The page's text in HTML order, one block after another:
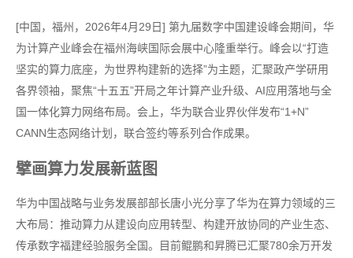
[中国，福州，2026年4月29日] 第九届数字中国建设峰会期间，华
为计算产业峰会在福州海峡国际会展中心隆重举行。峰会以“打造
坚实的算力底座，为世界构建新的选择”为主题，汇聚政产学研用
各界领袖，聚焦“十五五”开局之年计算产业升级、AI应用落地与全
国一体化算力网络布局。会上，华为联合业界伙伴发布“1+N”
CANN生态网络计划，联合签约等系列合作成果。
擘画算力发展新蓝图
华为中国战略与业务发展部部长唐小光分享了华为在算力领域的三
大布局：推动算力从建设向应用转型、构建开放协同的产业生态、
传承数字福建经验服务全国。目前鲲鹏和昇腾已汇聚780余万开发